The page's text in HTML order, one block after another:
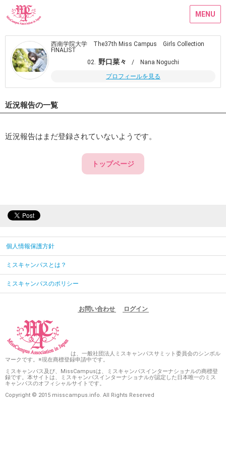
MENU
西南学院大学 The37th Miss Campus Girls Collection
FINALIST
02. 野口菜々
/ Nana Noguchi
プロフィールを見る
近況報告の一覧
近況報告はまだ登録されていないようです。
トップページ
個人情報保護方針
ミスキャンパスとは？
ミスキャンパスのポリシー
お問い合わせ ログイン
は、一般社団法人ミスキャンパスサミット委員会のシンボル
マークです。※現在商標登録申請中です。
ミスキャンパス及び、MissCampusは、ミスキャンパスインターナショナルの商標登
録です。本サイトは、ミスキャンパスインターナショナルが認定した日本唯一のミス
キャンパスのオフィシャルサイトです。
Copyright © 2015 misscampus.info. All Rights Reserved